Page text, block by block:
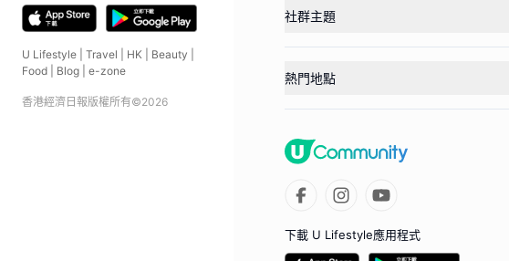
U Lifestyle Travel HK Beauty
Food
Blog e-zone
香港經濟日報版權所有©2026
社群主題
熱門地點
下載 U Lifestyle應用程式